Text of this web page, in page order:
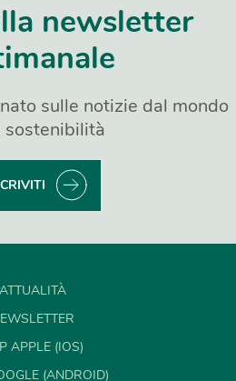
newsletter
sulle notizie dal mondo
sostenibilità
ATTUALITÀ
APPLE (IOS)
(ANDROID)